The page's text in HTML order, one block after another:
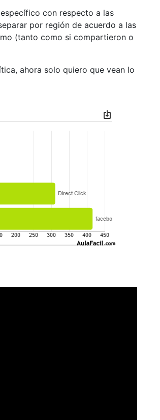
con respecto a las
por región de acuerdo a las
(tanto como si compartieron o
ahora solo quiero que vean lo